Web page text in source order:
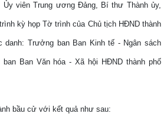
viên Trung ương Đảng, Bí thư Thành ủy,
kỳ họp Tờ trình của Chủ tịch HĐND thành
danh: Trưởng ban Ban Kinh tế - Ngân sách
ban Ban Văn hóa - Xã hội HĐND thành phố
bầu cử với kết quả như sau: